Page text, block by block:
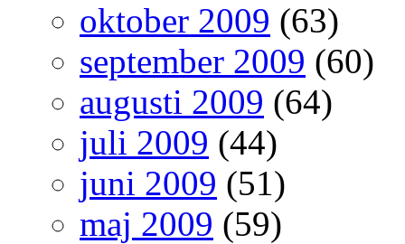
oktober 2009 (63)
september 2009 (60)
augusti 2009 (64)
juli 2009 (44)
juni 2009 (51)
maj 2009 (59)